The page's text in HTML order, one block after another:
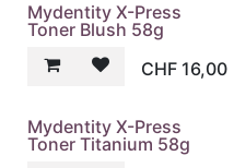
Mydentity X-Press
Toner Blush 58g
CHF 16,00
Mydentity X-Press
Toner Titanium 58g